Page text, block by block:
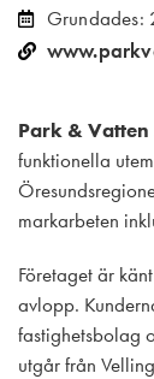
Grundades:
Park & Vatten
funktionella
markarbeten
Företaget är
avlopp.
fastighetsbolag
utgår från